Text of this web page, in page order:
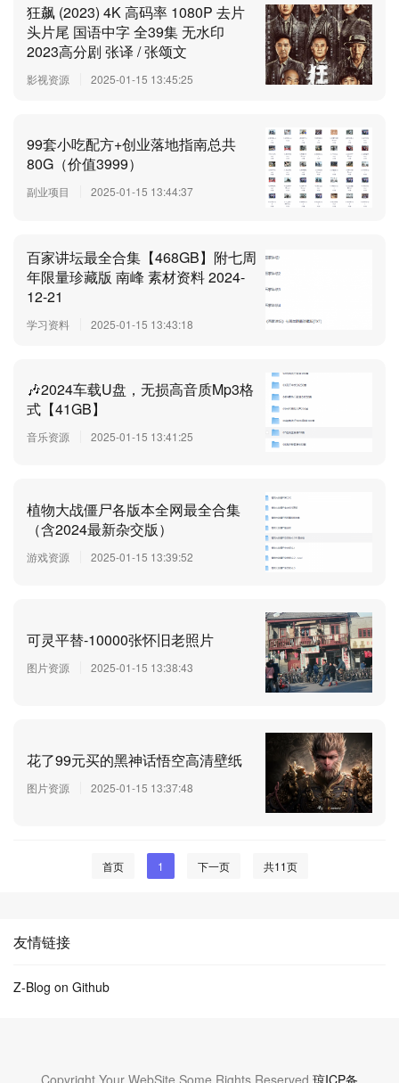
狂飙 (2023) 4K 高码率 1080P 去片
头片尾 国语中字 全39集 无水印
2023高分剧 张译 / 张颂文
影视资源 2025-01-15 13:45:25
99套小吃配方+创业落地指南总共
80G（价值3999）
副业项目 2025-01-15 13:44:37
百家讲坛最全合集【468GB】附七周
年限量珍藏版 南峰 素材资料 2024-
12-21
学习资料 2025-01-15 13:43:18
🎶2024车载U盘，无损高音质Mp3格
式【41GB】
音乐资源 2025-01-15 13:41:25
植物大战僵尸各版本全网最全合集
（含2024最新杂交版）
游戏资源 2025-01-15 13:39:52
可灵平替-10000张怀旧老照片
图片资源 2025-01-15 13:38:43
花了99元买的黑神话悟空高清壁纸
图片资源 2025-01-15 13:37:48
首页 1 下一页 共11页
友情链接
Z-Blog on Github